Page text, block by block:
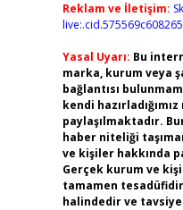
Reklam ve İletişim:
Yasal Uyarı: Bu
marka, kurum veya
bağlantısı
kendi
paylaşılmaktadır.
haber niteliği
ve kişiler hakkında
Gerçek kurum ve
tamamen
halindedir ve